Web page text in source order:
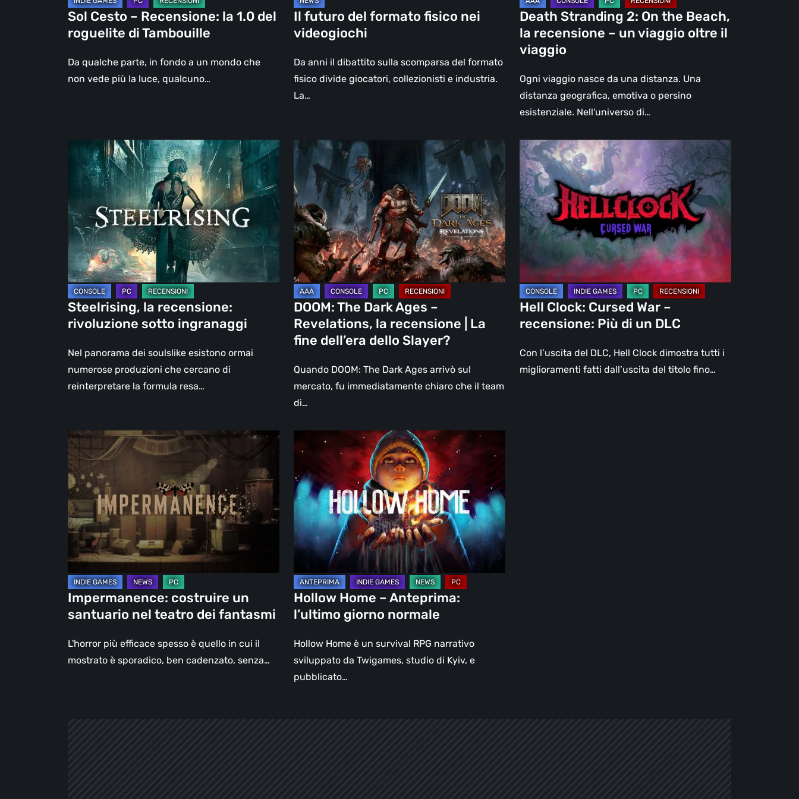
Tambouille
Sol Cesto – Recensione: la 1.0 del
roguelite di Tambouille
Da qualche parte, in fondo a un mondo che
non vede più la luce, qualcuno…
Il futuro del formato fisico nei
videogiochi
Da anni il dibattito sulla scomparsa del formato
fisico divide giocatori, collezionisti e industria.
La…
un
viaggio
oltre
il
viaggio
Death Stranding 2: On the Beach,
la recensione – un viaggio oltre il
viaggio
Ogni viaggio nasce da una distanza. Una
distanza geografica, emotiva o persino
esistenziale. Nell'universo di…
Steelrising,
recensione:
rivoluzione
sotto
ingranaggi
Steelrising, la recensione:
rivoluzione sotto ingranaggi
Nel panorama dei soulslike esistono ormai
numerose produzioni che cercano di
reinterpretare la formula resa…
DOOM:
Dark
Ages
–
Revelations,
la
recensione
|
La
fine
dell’era
dello
Slayer?
DOOM: The Dark Ages –
Revelations, la recensione | La
fine dell’era dello Slayer?
Quando DOOM: The Dark Ages arrivò sul
mercato, fu immediatamente chiaro che il team
di…
Hell
Clock:
Cursed
War
–
recensione:
di
un
DLC
Hell Clock: Cursed War –
recensione: Più di un DLC
Con l’uscita del DLC, Hell Clock dimostra tutti i
miglioramenti fatti dall’uscita del titolo fino…
Impermanence:
costruire
un
santuario
nel
teatro
fantasmi
Impermanence: costruire un
santuario nel teatro dei fantasmi
L'horror più efficace spesso è quello in cui il
mostrato è sporadico, ben cadenzato, senza…
Home
Anteprima:
l’ultimo
giorno
normale
Hollow Home – Anteprima:
l’ultimo giorno normale
Hollow Home è un survival RPG narrativo
sviluppato da Twigames, studio di Kyiv, e
pubblicato…